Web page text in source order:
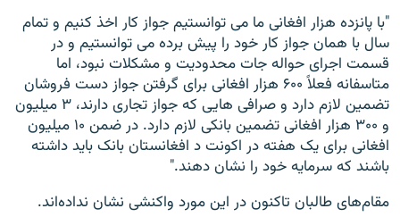
"با پانزده هزار افغانی ما می توانستیم جواز کار اخذ کنیم و تمام
سال با همان جواز کار خود را پیش برده می توانستیم و در
قسمت اجرای حواله جات محدودیت و مشکلات نبود، اما
متاسفانه فعلاً ۶۰۰ هزار افغانی برای گرفتن جواز دست فروشان
تضمین لازم دارد و صرافی هایی که جواز تجاری دارند، ۳ میلیون
و ۳۰۰ هزار افغانی تضمین بانکی لازم دارد. در ضمن ۱۰ میلیون
افغانی برای یک هفته در اکونت د افغانستان بانک باید داشته
باشند که سرمایه خود را نشان دهند."
مقام‌های طالبان تاکنون در این مورد واکنشی نشان نداده‌اند.